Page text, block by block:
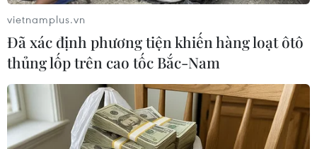
CNDD-FDD Burundi
29/07/2026 08:24
Tăng cường quan hệ đoàn kết, hợp
tác song phương Việt Nam-Burundi
28/07/2026 14:17
vietnamplus.vn
Đã xác định phương tiện khiến hàng loạt ôtô
thủng lốp trên cao tốc Bắc-Nam